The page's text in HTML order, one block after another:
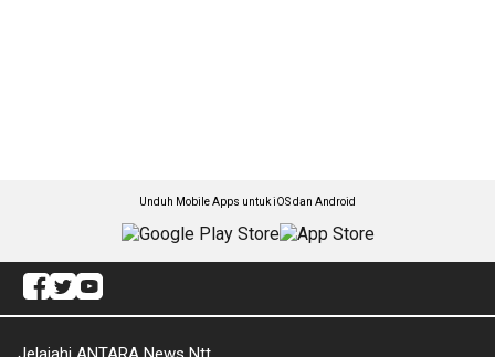
Unduh Mobile Apps untuk iOS dan Android